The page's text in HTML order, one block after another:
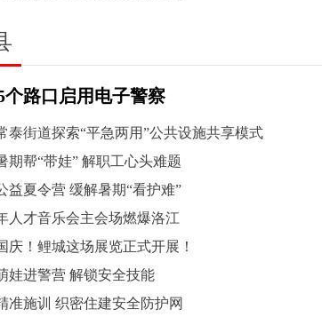
个路口启用电子警察
泰街道探索“平急两用”公共设施共享模式
期帮“带娃” 解职工心头难题
益夏令营 缓解暑期“看护难”
人才音乐会主会场燃爆洛江
庆！鲤城这场展览正式开展！
娃进警营 解锁安全技能
准施训 织密住建安全防护网